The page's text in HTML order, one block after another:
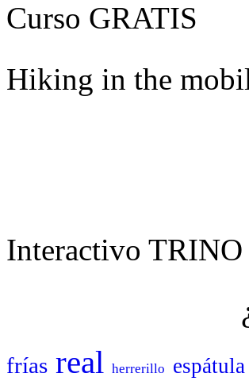
Curso GRATIS
Hiking in the
Interactivo TRINO
frías real herrerillo espátula